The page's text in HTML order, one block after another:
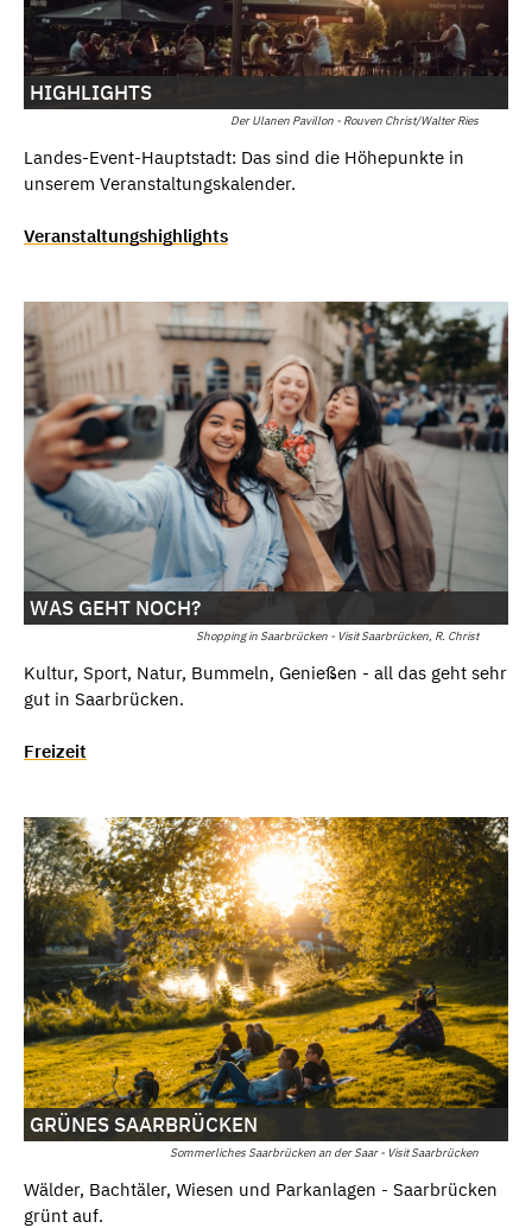
Der Ulanen Pavillon - Rouven Christ/Walter Ries
HIGHLIGHTS
Landes-Event-Hauptstadt: Das sind die Höhepunkte in
unserem Veranstaltungskalender.
Veranstaltungshighlights
Shopping in Saarbrücken - Visit Saarbrücken, R. Christ
WAS GEHT NOCH?
Kultur, Sport, Natur, Bummeln, Genießen - all das geht sehr
gut in Saarbrücken.
Freizeit
Sommerliches Saarbrücken an der Saar - Visit Saarbrücken
GRÜNES SAARBRÜCKEN
Wälder, Bachtäler, Wiesen und Parkanlagen - Saarbrücken
grünt auf.